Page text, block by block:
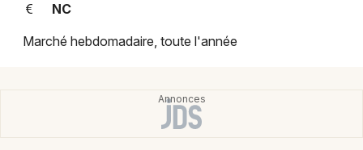
Lyon
Marseille
NC
Marché hebdomadaire, toute l'année